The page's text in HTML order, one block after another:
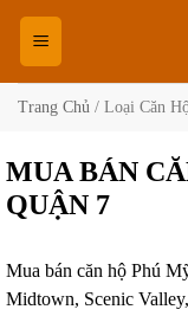
Bỏ
nội
dungTrang Chủ / Loại Căn
MUA BÁN
QUẬN 7
Mua bán căn hộ Phú
Midtown, Scenic